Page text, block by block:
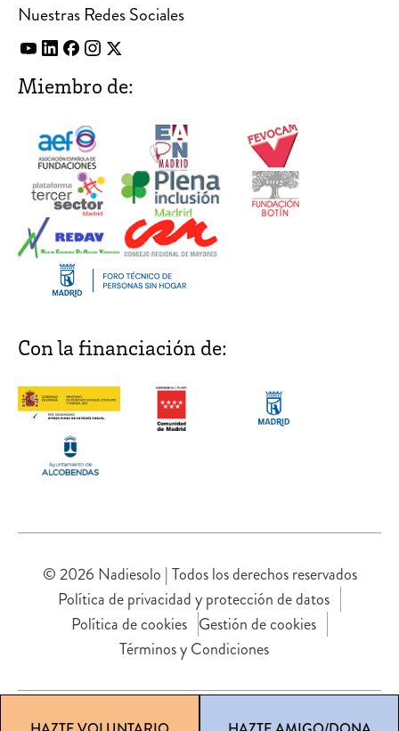
Nuestras Redes Sociales
Miembro de:
Con la financiación de:
© 2026 Nadiesolo | Todos los derechos reservados
Política de privacidad y protección de datos
Política de cookies Gestión de cookies
Términos y Condiciones